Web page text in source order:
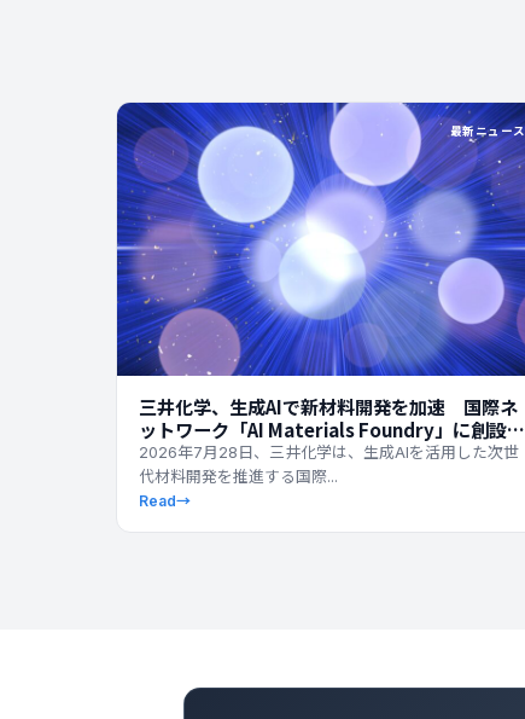
最新ニュース
三井化学、生成AIで新材料開発を加速 国際ネ
ットワーク「AI Materials Foundry」に創設メ
ンバーとして参画
2026年7月28日、三井化学は、生成AIを活用した次世
代材料開発を推進する国際...
Read→